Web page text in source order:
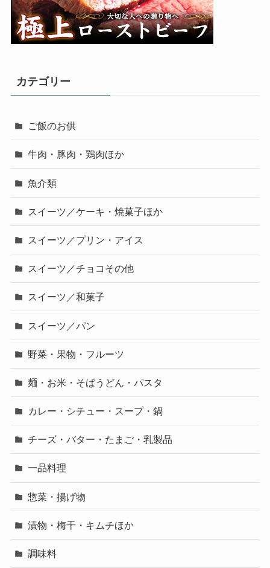
カテゴリー
ご飯のお供
牛肉・豚肉・鶏肉ほか
魚介類
スイーツ／ケーキ・焼菓子ほか
スイーツ／プリン・アイス
スイーツ／チョコその他
スイーツ／和菓子
スイーツ／パン
野菜・果物・フルーツ
麺・お米・そばうどん・パスタ
カレー・シチュー・スープ・鍋
チーズ・バター・たまご・乳製品
一品料理
惣菜・揚げ物
漬物・梅干・キムチほか
調味料